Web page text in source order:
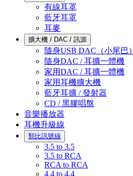
有線耳罩
藍牙耳罩
耳麥
擴大機 / DAC / 訊源
隨身USB DAC（小尾巴）
隨身DAC / 耳擴一體機
家用DAC / 耳擴一體機
家用耳機擴大機
藍牙耳擴 / 發射器
CD / 黑膠唱盤
音樂播放器
耳機升級線
類比訊號線
3.5 to 3.5
3.5 to RCA
RCA to RCA
4.4 to 4.4